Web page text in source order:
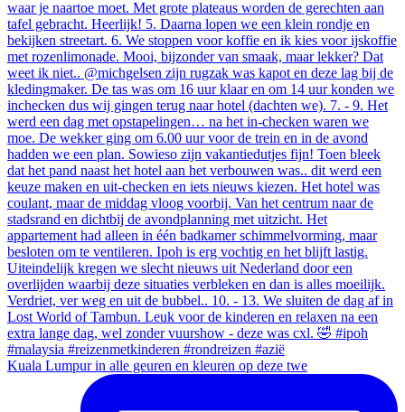
Kuala Lumpur in alle geuren en kleuren op deze twe